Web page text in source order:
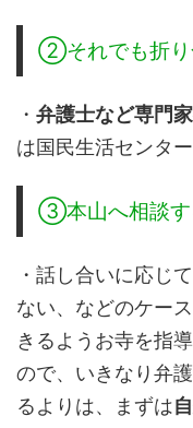
②それでも折り
・ 弁護士など専門
は国民生活センタ
③本山へ相談す
・話し合いに応じ
ない、などのケー
きるようお寺を指
ので、いきなり弁
るよりは、まずは